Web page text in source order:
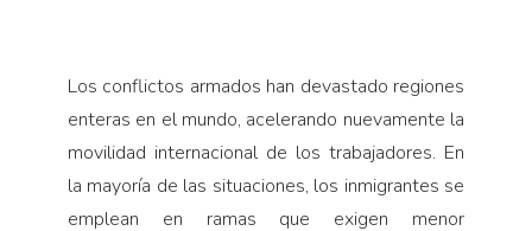
Los conflictos armados han devastado regiones
enteras en el mundo, acelerando nuevamente la
movilidad internacional de los trabajadores. En
la mayoría de las situaciones, los inmigrantes se
emplean en ramas que exigen menor